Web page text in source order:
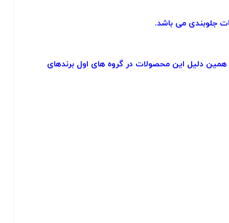
جلوبندی می باشد.
همین دلیل این محصولات در گروه های اول برندهای